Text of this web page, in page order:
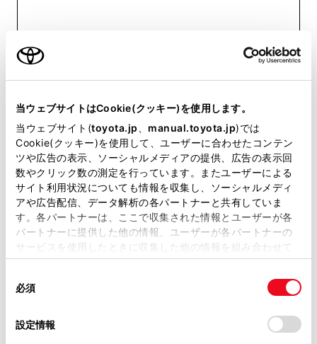
当ウェブサイトはCookie(クッキー)を使用します。
当ウェブサイト(toyota.jp manual.toyota.jp)では
Cookie(クッキー)を使用して、ユーザーに合わせたコンテン
ツや広告の表示、ソーシャルメディアの提供、広告の表示回
数やクリック数の測定を行っています。またユーザーによる
サイト利用状況についても情報を収集し、ソーシャルメディ
アや広告配信、データ解析の各パートナーと共有していま
す。各パートナーは、ここで収集された情報とユーザーが各
パートナーに提供した他の情報、ユーザーが各パートナーの
サービスを使用したときに収集した他の情報を組み合わせて
使用することがあります。当ウェブサイトの使用を続行する
デバイスにすべてのCookie(クッキー)が保存されることに同
意したことになります。Cookie(クッキー)のオプトアウト、
必須
設定情報
コネクティッドナビ 5年パック
48,400円／5年間（税込）
コネクティッドナビ 3年パック
＊3＊4
新車注​文時​限定
29,040円／3年間（税込）
ィッドナビご利用​時のみ、​お申し込みいただけます。​＊3. 3年または​5年パ
ックは​販売店での​新車注文時のみの​ご契約と​なります。​契約期間終了後は​1
りと​なり、​手数料を​引いた​残りの​金額を​払い戻します。＊4. 月額/年額プ
ランは​My TOYOTA+​（WEB）から​ご契約いただけます。​＊5. 一部の​おク